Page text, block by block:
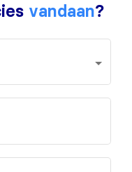
vandaan?